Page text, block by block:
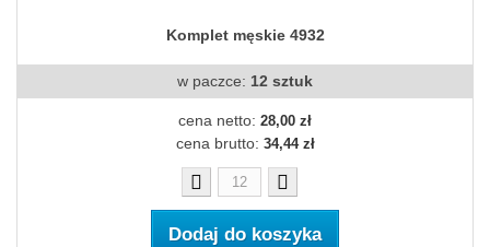
Komplet męskie 4932
w paczce: 12 sztuk
cena netto: 28,00 zł
cena brutto: 34,44 zł
Dodaj do koszyka